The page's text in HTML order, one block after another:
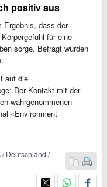
positiv aus
Ergebnis, dass der
für eine
sorge. Befragt wurden
auf die
Der Kontakt mit der
wahrgenommenen
«Environment
/ Deutschland /